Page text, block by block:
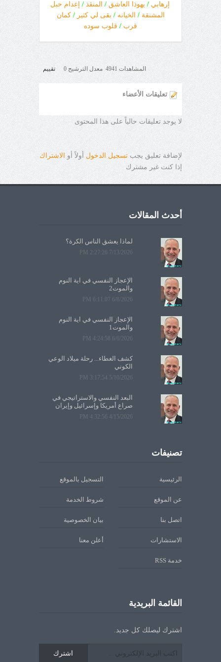
إرهابي / يهوذا العاشق / المنقذ / إعدام حبل
المشنقة / الخيانه / بقى لي كثير / كمان
قرب / قلوب سوده
المشاهدات 4941 معدل الترشيح 0 تقييم
تعليقات الأعضاء
لا يوجد تعليقات حالياً على هذا المحتوى
لإضافة تعليق يجب تسجيل الدخول أولاً أو الاشتراك
إذا كنت غير مشترك
أحدث المقالات
لماذا يعشق الناس الكرة؟
7/13/2026 2:27:26 PM
الإعجاز النفسي في آية النوم
والموت2
6/8/2026 6:11:07 PM
الإعجاز النفسي في آية النوم
والموت1
6/6/2026 4:24:58 PM
كشف الغطاء... رحلة ميلاد الوعي
الكوني
5/10/2026 3:17:54 PM
البعد النفسي والاستراتيجي في
صراع أمريكا وإسرائيل وإيران
4/15/2026 4:32:56 PM
تصنيفات
الرئيسية التسجيل بالموقع
عن الموقع شروط الخدمة
اتصل بنا بيان الخصوصية
الاستشارات أعلن معنا
خدمة RSS
القائمة البريدية
اشترك ليصلك كل جديد.
اشترك